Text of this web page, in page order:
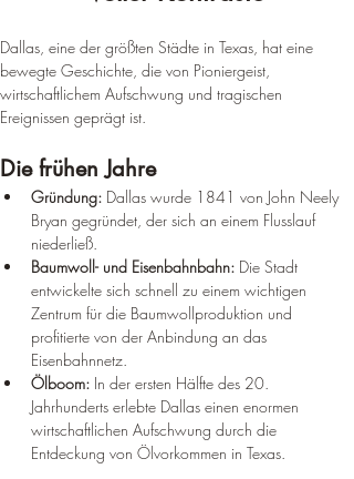
Dallas, eine der größten Städte in Texas, hat eine
bewegte Geschichte, die von Pioniergeist,
wirtschaftlichem Aufschwung und tragischen
Ereignissen geprägt ist.
Die frühen Jahre
Gründung: Dallas wurde 1841 von John Neely
Bryan gegründet, der sich an einem Flusslauf
niederließ.
Baumwoll- und Eisenbahnbahn: Die Stadt
entwickelte sich schnell zu einem wichtigen
Zentrum für die Baumwollproduktion und
profitierte von der Anbindung an das
Eisenbahnnetz.
Ölboom: In der ersten Hälfte des 20.
Jahrhunderts erlebte Dallas einen enormen
wirtschaftlichen Aufschwung durch die
Entdeckung von Ölvorkommen in Texas.